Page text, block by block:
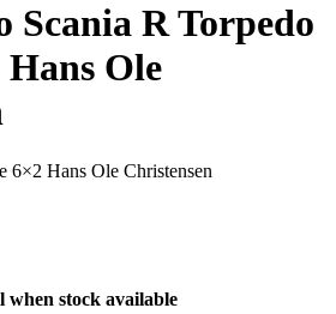
Scania R Torpedo
Ole
6×2 Hans Ole Christensen
when stock available